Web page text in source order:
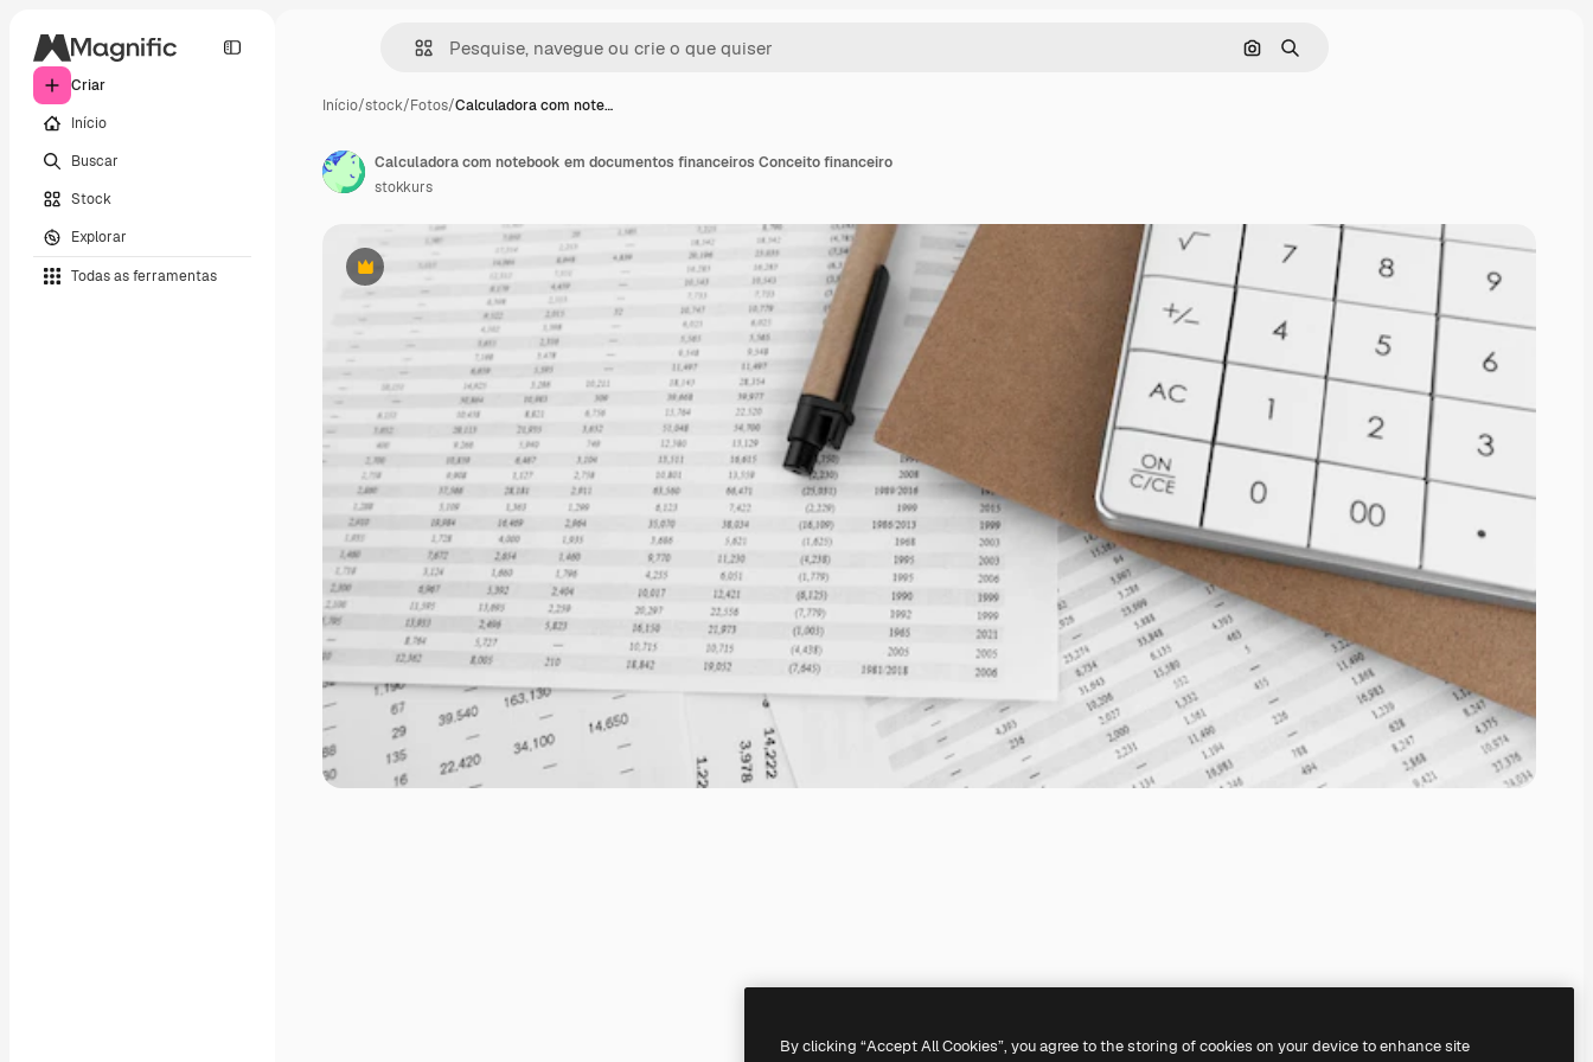
Criar
Início
Buscar
Stock
Explorar
Todas as ferramentas
Pesquisar por imagem
Buscar
Início/stock/Fotos/Calculadora com note…
Premium
Calculadora com notebook em documentos financeiros Conceito financeiro
stokkurs
By clicking “Accept All Cookies”, you agree to the storing of cookies on your device to enhance site